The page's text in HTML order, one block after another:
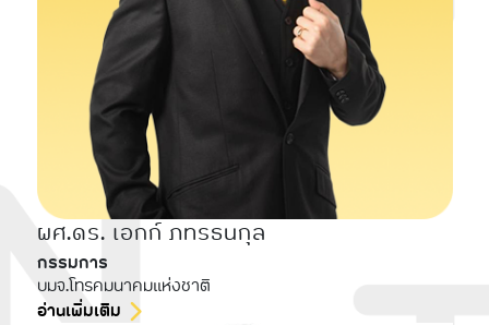
ผศ.ดร. เอกก์ ภทรธนกุล
กรรมการ
บมจ.โทรคมนาคมแห่งชาติ
อ่านเพิ่มเติม